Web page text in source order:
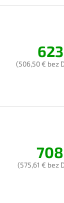
(506,50 € bez
(575,61 € bez